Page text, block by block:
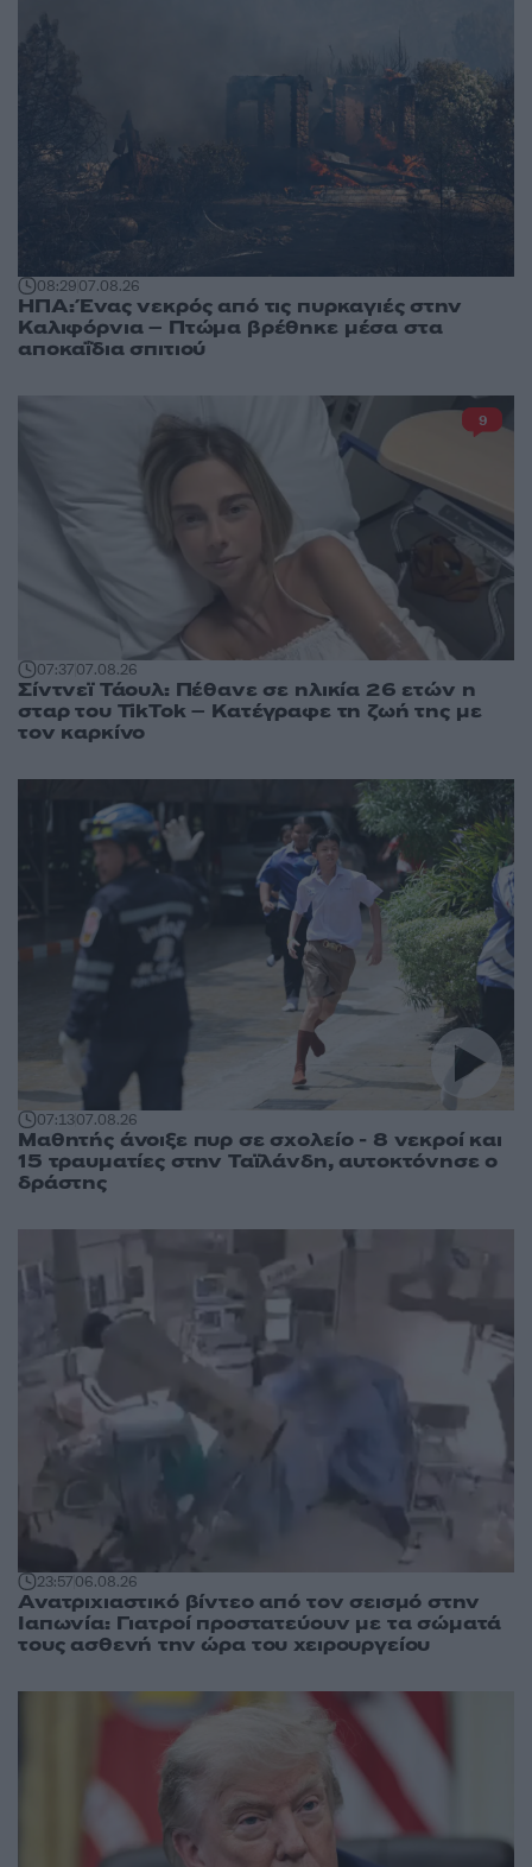
08:2907.08.26
ΗΠΑ: Ένας νεκρός από τις πυρκαγιές στην
Καλιφόρνια – Πτώμα βρέθηκε μέσα στα
αποκαΐδια σπιτιού
07:3707.08.26
Σίντνεϊ Τάουλ: Πέθανε σε ηλικία 26 ετών η
σταρ του TikTok – Kατέγραφε τη ζωή της με
τον καρκίνο
9
07:1307.08.26
Μαθητής άνοιξε πυρ σε σχολείο - 8 νεκροί και
15 τραυματίες στην Ταϊλάνδη, αυτοκτόνησε ο
δράστης
23:5706.08.26
Ανατριχιαστικό βίντεο από τον σεισμό στην
Ιαπωνία: Γιατροί προστατεύουν με τα σώματά
τους ασθενή την ώρα του χειρουργείου